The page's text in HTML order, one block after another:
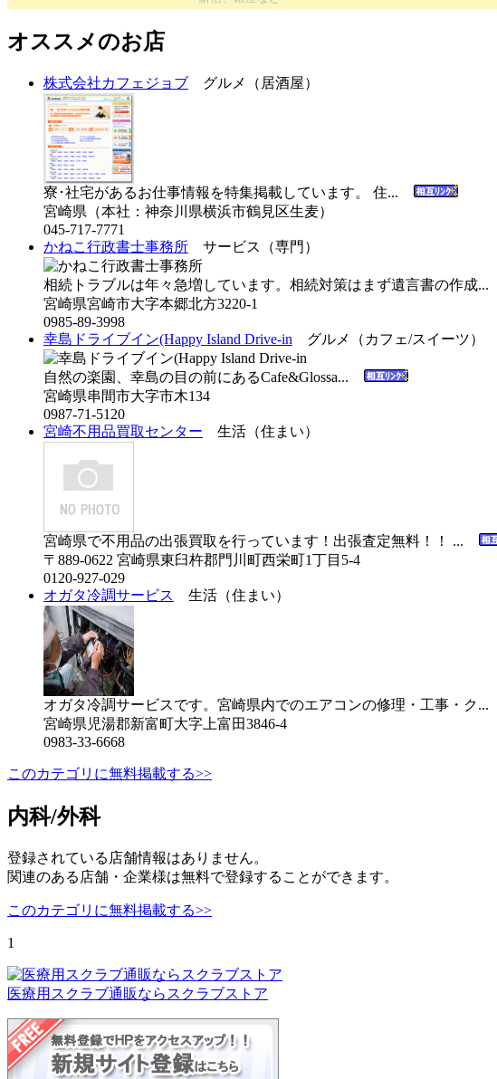
オススメのお店
株式会社カフェジョブ グルメ（居酒屋）
寮･社宅があるお仕事情報を特集掲載しています。 住...
宮崎県（本社：神奈川県横浜市鶴見区生麦）
045-717-7771
かねこ行政書士事務所 サービス（専門）
相続トラブルは年々急増しています。相続対策はまず遺言書の作成...
宮崎県宮崎市大字本郷北方3220-1
0985-89-3998
幸島ドライブイン(Happy Island Drive-in グルメ（カフェ/スイーツ）
自然の楽園、幸島の目の前にあるCafe&Glossa...
宮崎県串間市大字市木134
0987-71-5120
宮崎不用品買取センター 生活（住まい）
宮崎県で不用品の出張買取を行っています！出張査定無料！！ ...
〒889-0622 宮崎県東臼杵郡門川町西栄町1丁目5-4
0120-927-029
オガタ冷調サービス
生活（住まい）
オガタ冷調サービスです。宮崎県内でのエアコンの修理・工事・ク...
宮崎県児湯郡新富町大字上富田3846-4
0983-33-6668
このカテゴリに無料掲載する>>
内科/外科
登録されている店舗情報はありません。
関連のある店舗・企業様は無料で登録することができます。
このカテゴリに無料掲載する>>
1
医療用スクラブ通販ならスクラブストア